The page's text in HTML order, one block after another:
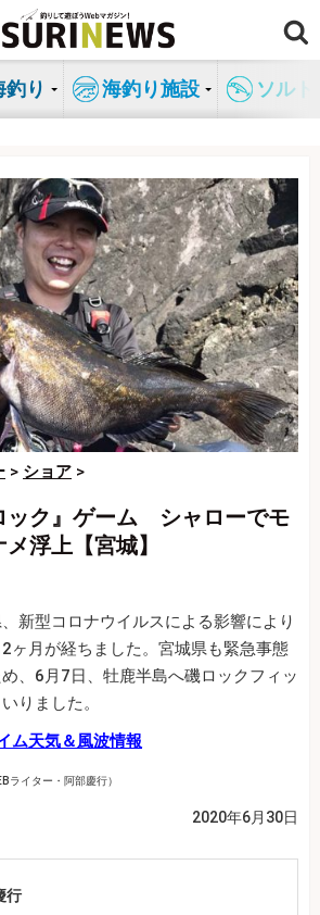
釣り 海釣り施設 ソル
> ショア >
ック』ゲーム シャローでモ
浮上【宮城】
新型コロナウイルスによる影響により
ヶ月が経ちました。宮城県も緊急事態
、6月7日、牡鹿半島へ磯ロックフィッ
りました。
ム天気＆風波情報
ライター・阿部慶行）
2020年6月30日
行